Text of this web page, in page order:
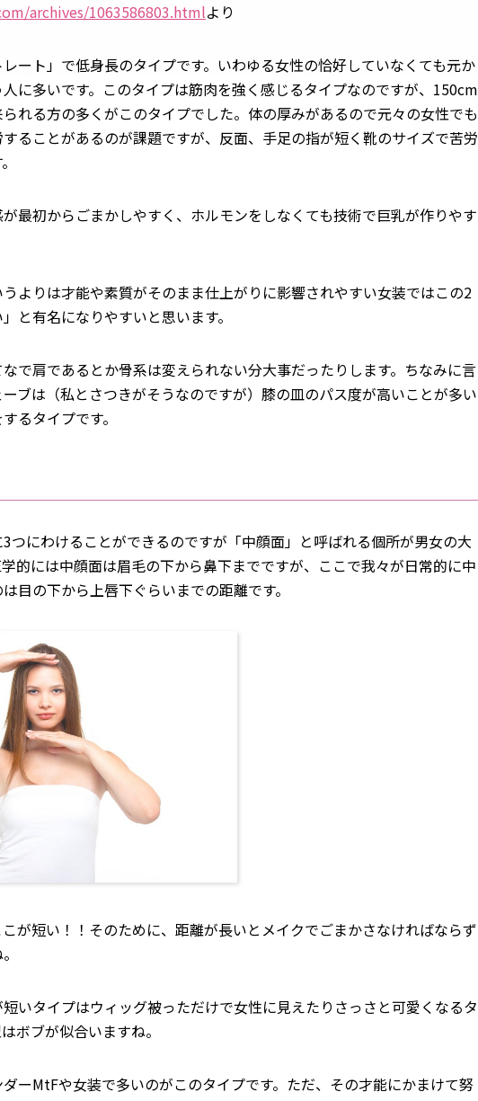
archives/1063586803.htmlより
ート」で低身長のタイプです。いわゆる女性の恰好していなくても元か
に多いです。このタイプは筋肉を強く感じるタイプなのですが、150cm
れる方の多くがこのタイプでした。体の厚みがあるので元々の女性でも
ることがあるのが課題ですが、反面、手足の指が短く靴のサイズで苦労
最初からごまかしやすく、ホルモンをしなくても技術で巨乳が作りやす
よりは才能や素質がそのまま仕上がりに影響されやすい女装ではこの2
と有名になりやすいと思います。
で肩であるとか骨系は変えられない分大事だったりします。ちなみに言
ブは（私とさつきがそうなのですが）膝の皿のパス度が高いことが多い
るタイプです。
つにわけることができるのですが「中顔面」と呼ばれる個所が男女の大
的には中顔面は眉毛の下から鼻下までですが、ここで我々が日常的に中
目の下から上唇下ぐらいまでの距離です。
が短い！！そのために、距離が長いとメイクでごまかさなければならず
いタイプはウィッグ被っただけで女性に見えたりさっさと可愛くなるタ
ボブが似合いますね。
ーMtFや女装で多いのがこのタイプです。ただ、その才能にかまけて努